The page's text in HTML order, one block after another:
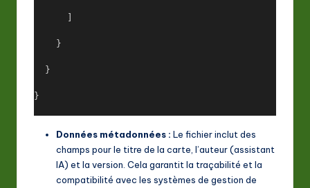
}
}
}
Données métadonnées : Le fichier inclut des
champs pour le titre de la carte, l’auteur (assistant
IA) et la version. Cela garantit la traçabilité et la
compatibilité avec les systèmes de gestion de